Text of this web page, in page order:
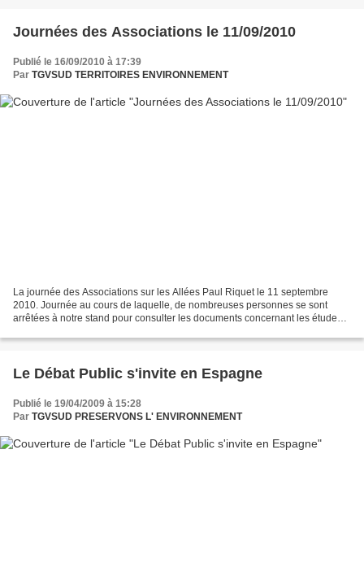
Journées des Associations le 11/09/2010
Publié le 16/09/2010 à 17:39
Par TGVSUD TERRITOIRES ENVIRONNEMENT
La journée des Associations sur les Allées Paul Riquet le 11 septembre
2010. Journée au cours de laquelle, de nombreuses personnes se sont
arrêtées à notre stand pour consulter les documents concernant les études
Le Débat Public s'invite en Espagne
Publié le 19/04/2009 à 15:28
Par TGVSUD PRESERVONS L' ENVIRONNEMENT